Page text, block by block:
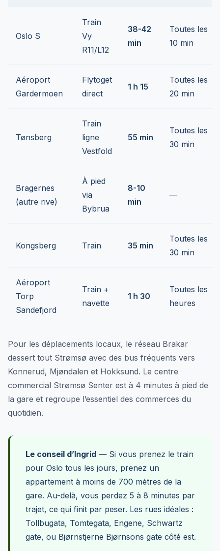
Oslo S
Train
Vy
R11/L12
38-42
min
Toutes les
10 min
Aéroport
Gardermoen
Flytoget
direct
1 h 15
Toutes les
20 min
Tønsberg
Train
ligne
Vestfold
55 min
Toutes les
30 min
Bragernes
(autre rive)
À pied
via
Bybrua
8-10
min
—
Kongsberg Train 35 min
Toutes les
30 min
Aéroport
Torp
Sandefjord
Train +
navette
1 h 30
Toutes les
heures
Pour les déplacements locaux, le réseau Brakar
dessert tout Strømsø avec des bus fréquents vers
Konnerud, Mjøndalen et Hokksund. Le centre
commercial Strømsø Senter est à 4 minutes à pied de
la gare et regroupe l’essentiel des commerces du
quotidien.
Le conseil d’Ingrid — Si vous prenez le train
pour Oslo tous les jours, prenez un
appartement à moins de 700 mètres de la
gare. Au-delà, vous perdez 5 à 8 minutes par
trajet, ce qui finit par peser. Les rues idéales :
Tollbugata, Tomtegata, Engene, Schwartz
gate, ou Bjørnstjerne Bjørnsons gate côté est.